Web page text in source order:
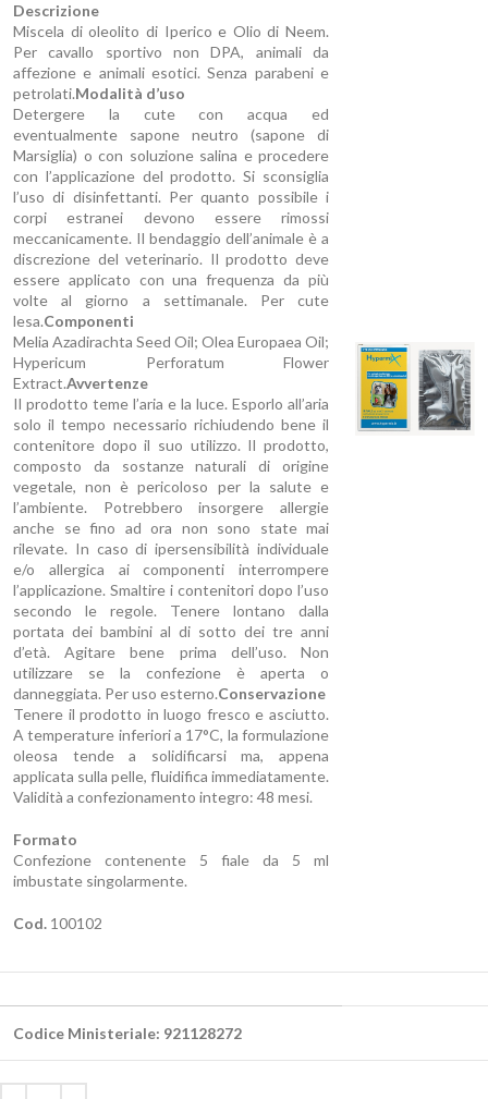
Descrizione
Miscela di oleolito di Iperico e Olio di Neem.
Per cavallo sportivo non DPA, animali da
affezione e animali esotici. Senza parabeni e
petrolati.Modalità d’uso
Detergere la cute con acqua ed
eventualmente sapone neutro (sapone di
Marsiglia) o con soluzione salina e procedere
con l’applicazione del prodotto. Si sconsiglia
l’uso di disinfettanti. Per quanto possibile i
corpi estranei devono essere rimossi
meccanicamente. Il bendaggio dell’animale è a
discrezione del veterinario. Il prodotto deve
essere applicato con una frequenza da più
volte al giorno a settimanale. Per cute
lesa.Componenti
Melia Azadirachta Seed Oil; Olea Europaea Oil;
Hypericum Perforatum Flower
Extract.Avvertenze
Il prodotto teme l’aria e la luce. Esporlo all’aria
solo il tempo necessario richiudendo bene il
contenitore dopo il suo utilizzo. Il prodotto,
composto da sostanze naturali di origine
vegetale, non è pericoloso per la salute e
l’ambiente. Potrebbero insorgere allergie
anche se fino ad ora non sono state mai
rilevate. In caso di ipersensibilità individuale
e/o allergica ai componenti interrompere
l’applicazione. Smaltire i contenitori dopo l’uso
secondo le regole. Tenere lontano dalla
portata dei bambini al di sotto dei tre anni
d’età. Agitare bene prima dell’uso. Non
utilizzare se la confezione è aperta o
danneggiata. Per uso esterno.Conservazione
Tenere il prodotto in luogo fresco e asciutto.
A temperature inferiori a 17°C, la formulazione
oleosa tende a solidificarsi ma, appena
applicata sulla pelle, fluidifica immediatamente.
Validità a confezionamento integro: 48 mesi.
Formato
Confezione contenente 5 fiale da 5 ml
imbustate singolarmente.
Cod. 100102
Codice Ministeriale: 921128272